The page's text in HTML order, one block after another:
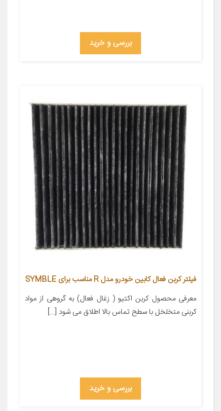
بررسی و خرید
فیلتر کربن فعال کابین خودرو مدل R مناسب برای SYMBLE
معرفی محصول کربن اکتیو ( زغال فعال) به گروهی از مواد
کربنی متخلخل با سطح تماس بالا اطلاق می شود […]
بررسی و خرید